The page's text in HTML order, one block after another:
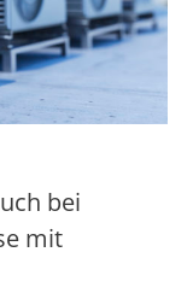
bei
mit